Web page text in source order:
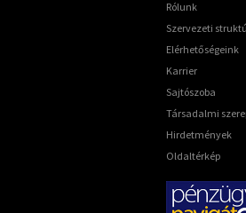
Rólunk
Szervezeti
Elérhetőségeink
Karrier
Sajtószoba
Társadalmi
Hirdetmények
Oldaltérkép